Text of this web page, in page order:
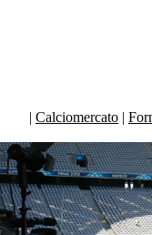
| Calciomercato |